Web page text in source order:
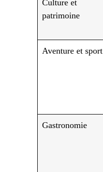
Culture et
patrimoine
Aventure et sport
Gastronomie